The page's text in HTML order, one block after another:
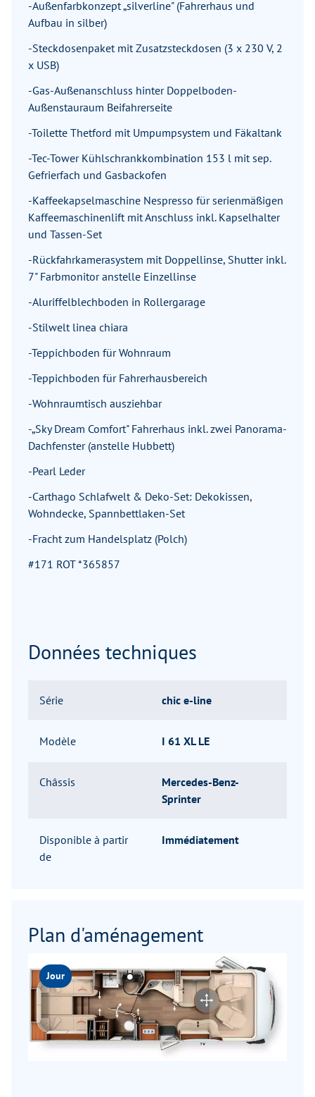
-Außenfarbkonzept „silverline" (Fahrerhaus und
Aufbau in silber)
-Steckdosenpaket mit Zusatzsteckdosen (3 x 230 V, 2
x USB)
-Gas-Außenanschluss hinter Doppelboden-
Außenstauraum Beifahrerseite
-Toilette Thetford mit Umpumpsystem und Fäkaltank
-Tec-Tower Kühlschrankkombination 153 l mit sep.
Gefrierfach und Gasbackofen
-Kaffeekapselmaschine Nespresso für serienmäßigen
Kaffeemaschinenlift mit Anschluss inkl. Kapselhalter
und Tassen-Set
-Rückfahrkamerasystem mit Doppellinse, Shutter inkl.
7" Farbmonitor anstelle Einzellinse
-Aluriffelblechboden in Rollergarage
-Stilwelt linea chiara
-Teppichboden für Wohnraum
-Teppichboden für Fahrerhausbereich
-Wohnraumtisch ausziehbar
-„Sky Dream Comfort" Fahrerhaus inkl. zwei Panorama-
Dachfenster (anstelle Hubbett)
-Pearl Leder
-Carthago Schlafwelt & Deko-Set: Dekokissen,
Wohndecke, Spannbettlaken-Set
-Fracht zum Handelsplatz (Polch)
#171 ROT *365857
Données techniques
Série chic e-line
Modèle I 61 XL LE
Châssis
Mercedes-Benz-
Sprinter
Disponible à partir
de
Immédiatement
Plan d'aménagement
Jour